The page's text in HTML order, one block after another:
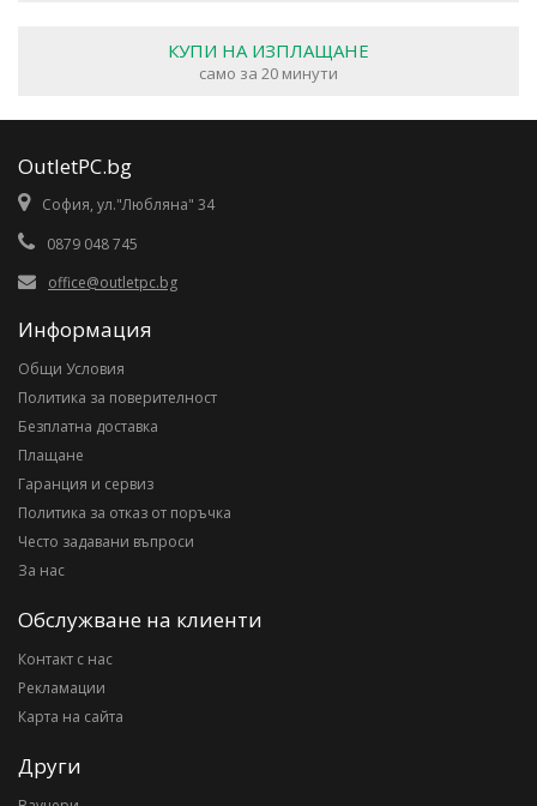
КУПИ НА ИЗПЛАЩАНЕ
само за 20 минути
OutletPC.bg
София, ул."Любляна" 34
0879 048 745
office@outletpc.bg
Информация
Общи Условия
Политика за поверителност
Безплатна доставка
Плащане
Гаранция и сервиз
Политика за отказ от поръчка
Често задавани въпроси
За нас
Обслужване на клиенти
Контакт с нас
Рекламации
Карта на сайта
Други